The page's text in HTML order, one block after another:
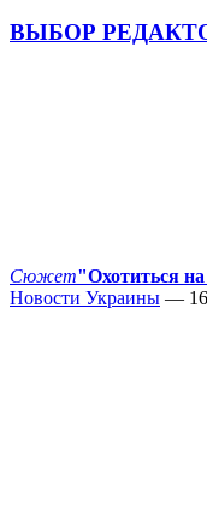
ВЫБОР
Сюжет"Охотиться
Новости Украины —